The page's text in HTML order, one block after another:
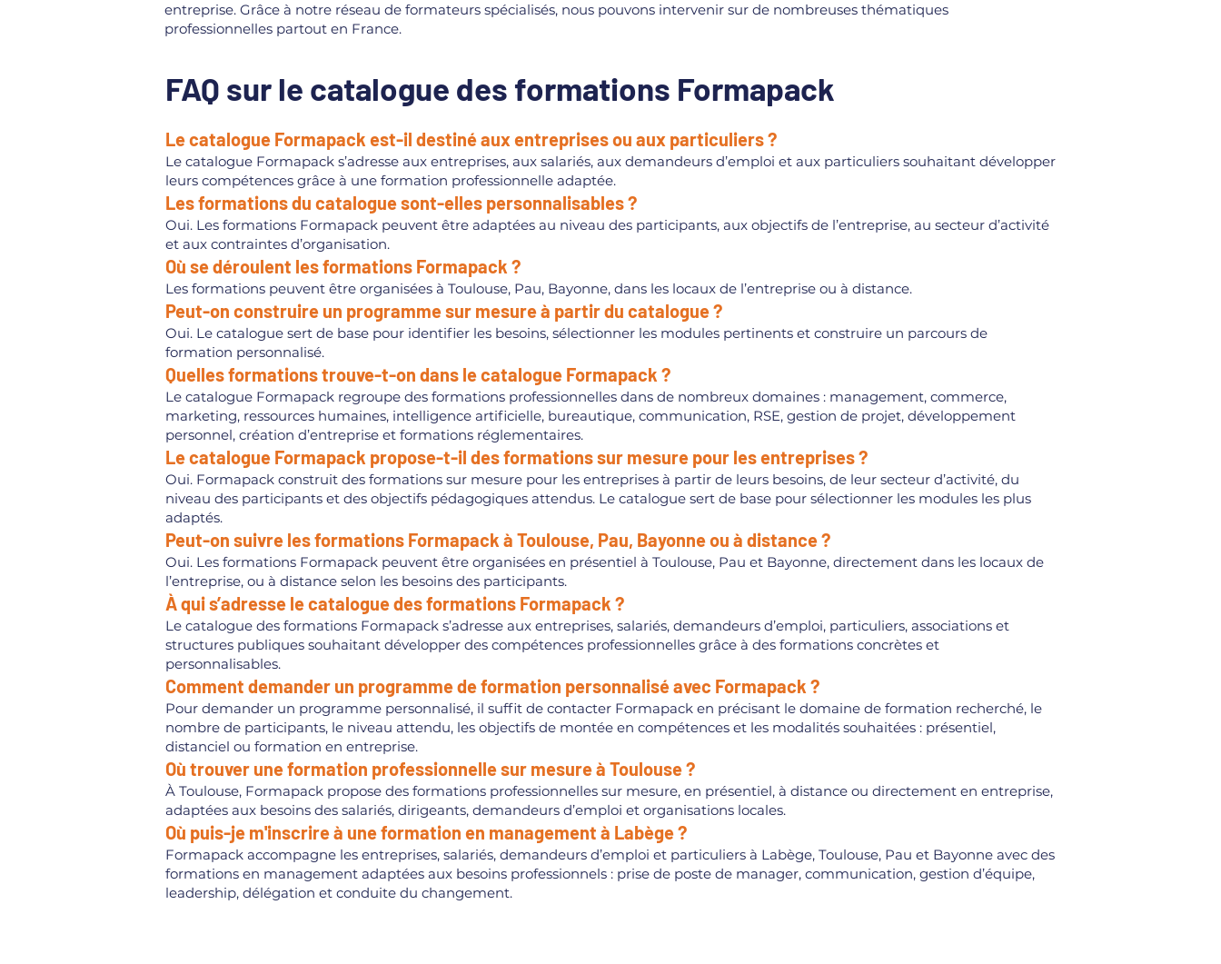
entreprise. Grâce à notre réseau de formateurs spécialisés, nous pouvons intervenir sur de nombreuses thématiques
professionnelles partout en France.
FAQ sur le catalogue des formations Formapack
Le catalogue Formapack est-il destiné aux entreprises ou aux particuliers ?
Le catalogue Formapack s’adresse aux entreprises, aux salariés, aux demandeurs d’emploi et aux particuliers souhaitant développer
leurs compétences grâce à une formation professionnelle adaptée.
Les formations du catalogue sont-elles personnalisables ?
Oui. Les formations Formapack peuvent être adaptées au niveau des participants, aux objectifs de l’entreprise, au secteur d’activité
et aux contraintes d’organisation.
Où se déroulent les formations Formapack ?
Les formations peuvent être organisées à Toulouse, Pau, Bayonne, dans les locaux de l’entreprise ou à distance.
Peut-on construire un programme sur mesure à partir du catalogue ?
Oui. Le catalogue sert de base pour identifier les besoins, sélectionner les modules pertinents et construire un parcours de
formation personnalisé.
Quelles formations trouve-t-on dans le catalogue Formapack ?
Le catalogue Formapack regroupe des formations professionnelles dans de nombreux domaines : management, commerce,
marketing, ressources humaines, intelligence artificielle, bureautique, communication, RSE, gestion de projet, développement
personnel, création d’entreprise et formations réglementaires.
Le catalogue Formapack propose-t-il des formations sur mesure pour les entreprises ?
Oui. Formapack construit des formations sur mesure pour les entreprises à partir de leurs besoins, de leur secteur d’activité, du
niveau des participants et des objectifs pédagogiques attendus. Le catalogue sert de base pour sélectionner les modules les plus
adaptés.
Peut-on suivre les formations Formapack à Toulouse, Pau, Bayonne ou à distance ?
Oui. Les formations Formapack peuvent être organisées en présentiel à Toulouse, Pau et Bayonne, directement dans les locaux de
l’entreprise, ou à distance selon les besoins des participants.
À qui s’adresse le catalogue des formations Formapack ?
Le catalogue des formations Formapack s’adresse aux entreprises, salariés, demandeurs d’emploi, particuliers, associations et
structures publiques souhaitant développer des compétences professionnelles grâce à des formations concrètes et
personnalisables.
Comment demander un programme de formation personnalisé avec Formapack ?
Pour demander un programme personnalisé, il suffit de contacter Formapack en précisant le domaine de formation recherché, le
nombre de participants, le niveau attendu, les objectifs de montée en compétences et les modalités souhaitées : présentiel,
distanciel ou formation en entreprise.
Où trouver une formation professionnelle sur mesure à Toulouse ?
À Toulouse, Formapack propose des formations professionnelles sur mesure, en présentiel, à distance ou directement en entreprise,
adaptées aux besoins des salariés, dirigeants, demandeurs d’emploi et organisations locales.
Où puis-je m'inscrire à une formation en management à Labège ?
Formapack accompagne les entreprises, salariés, demandeurs d’emploi et particuliers à Labège, Toulouse, Pau et Bayonne avec des
formations en management adaptées aux besoins professionnels : prise de poste de manager, communication, gestion d’équipe,
leadership, délégation et conduite du changement.